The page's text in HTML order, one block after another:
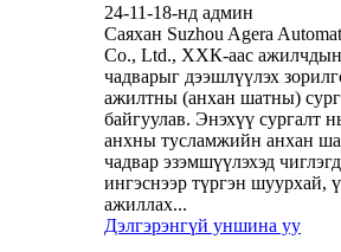
24-11-18-нд админ
Саяхан Suzhou Agera
Co., Ltd., ХХК-аас ажилчдын
чадварыг дээшлүүлэх
ажилтны (анхан шатны)
байгуулав. Энэхүү сургалт
анхны тусламжийн анхан
чадвар эзэмшүүлэхэд
ингэснээр түргэн шуурхай,
ажиллах...
Дэлгэрэнгүй уншина уу